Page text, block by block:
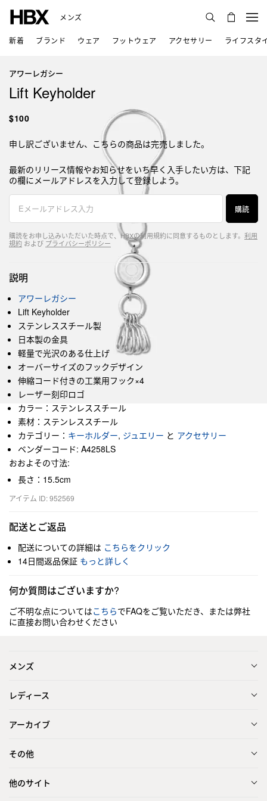
メンズ
新着 ブランド ウェア フットウェア アクセサリー ライフスタ
アワーレガシー
Lift Keyholder
$100
申し訳ございません、こちらの商品は完売しました。
最新のリリース情報やお知らせをいち早く入手したい方は、下記
の欄にメールアドレスを入力して登録しよう。
購読
購読をお申し込みいただいた時点で、HBXの利用規約に同意するものとします。 利用
規約 および プライバシーポリシー
説明
アワーレガシー
Lift Keyholder
ステンレススチール製
日本製の金具
軽量で光沢のある仕上げ
オーバーサイズのフックデザイン
伸縮コード付きの工業用フック×4
レーザー刻印ロゴ
カラー：ステンレススチール
素材：ステンレススチール
カテゴリー： キーホルダー, ジュエリー と アクセサリー
ベンダーコード: A4258LS
おおよその寸法:
長さ：15.5cm
アイテム ID: 952569
配送とご返品
配送についての詳細は こちらをクリック
14日間返品保証 もっと詳しく
何か質問はございますか?
ご不明な点についてはこちらでFAQをご覧いただき、または弊社
に直接お問い合わせください
メンズ
レディース
アーカイブ
その他
他のサイト